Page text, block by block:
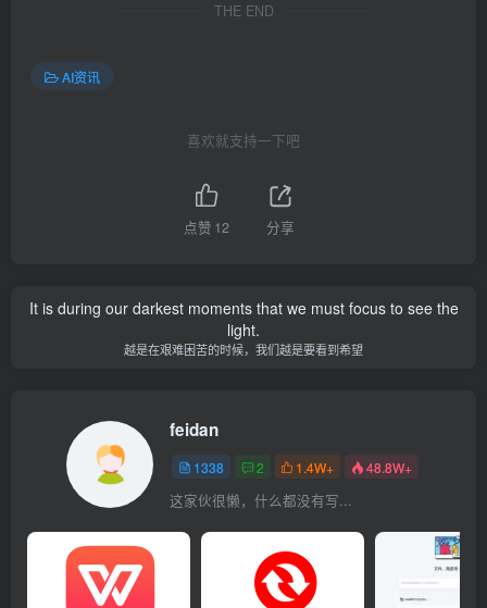
THE END
AI资讯
喜欢就支持一下吧
点赞 12 分享
It is during our darkest moments that we must focus to see the
light.
越是在艰难困苦的时候，我们越是要看到希望
feidan
1338 2 1.4W+ 48.8W+
这家伙很懒，什么都没有写...